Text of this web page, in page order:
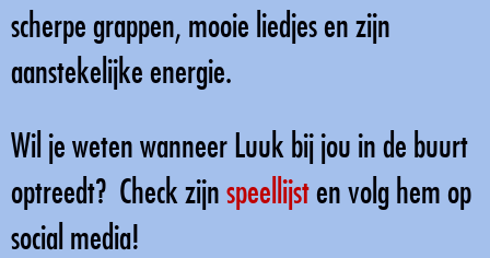
scherpe grappen, mooie liedjes en zijn
aanstekelijke energie.
Wil je weten wanneer Luuk bij jou in de buurt
optreedt? Check zijnspeellijsten volg hem op
social media!